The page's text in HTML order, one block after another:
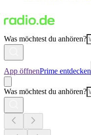
Was möchtest du anhören?
App öffnenPrime entdecken
Was möchtest du anhören?